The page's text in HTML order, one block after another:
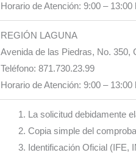
Horario de Atención: 9:00 – 13:00
REGIÓN LAGUNA
Avenida de las Piedras, No. 350,
Teléfono: 871.730.23.99
Horario de Atención: 9:00 – 13:00
La solicitud debidamente
Copia simple del
Identificación Oficial (IFE,